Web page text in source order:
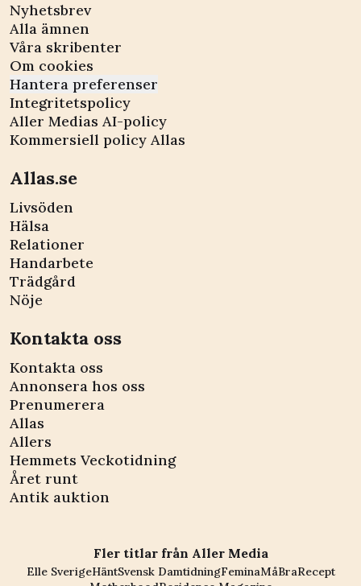
Nyhetsbrev
Alla ämnen
Våra skribenter
Om cookies
Hantera preferenser
Integritetspolicy
Aller Medias AI-policy
Kommersiell policy Allas
Allas.se
Livsöden
Hälsa
Relationer
Handarbete
Trädgård
Nöje
Kontakta oss
Kontakta oss
Annonsera hos oss
Prenumerera
Allas
Allers
Hemmets Veckotidning
Året runt
Antik auktion
Fler titlar från Aller Media
Elle SverigeHäntSvensk DamtidningFeminaMåBraRecept